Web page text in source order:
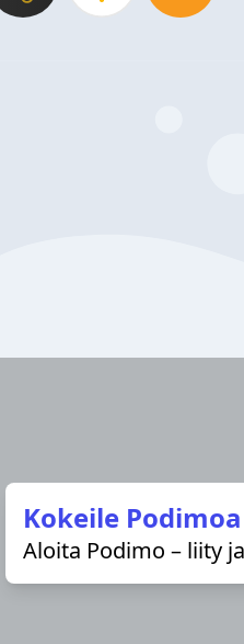
Kokeile
Aloita Podimo – liity